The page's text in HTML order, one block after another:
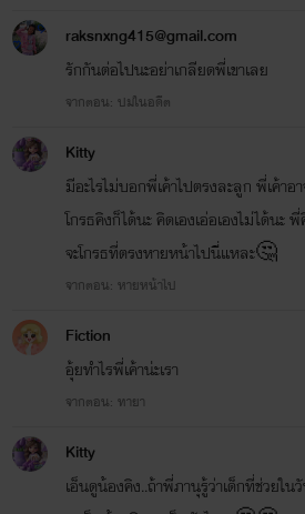
raksnxng415@gmail.com
รักกันต่อไปนะอย่าเกลียดพี่เขาเลย
จากตอน: ปมในอดีต
Kitty
มีอะไรไม่บอกพี่เค้าไปตรงละลูก พี่เค้าอา
โกรธคิงก็ได้นะ คิดเองเอ่อเองไม่ได้นะ พี่
จะโกรธที่ตรงหายหน้าไปนี่แหละ🤔
จากตอน: หายหน้าไป
Fiction
อุ้ยทำไรพี่เค้าน่ะเรา
จากตอน: ทายา
Kitty
เอ็นดูน้องคิง..ถ้าพี่ภานุรู้ว่าเด็กที่ช่วยใน